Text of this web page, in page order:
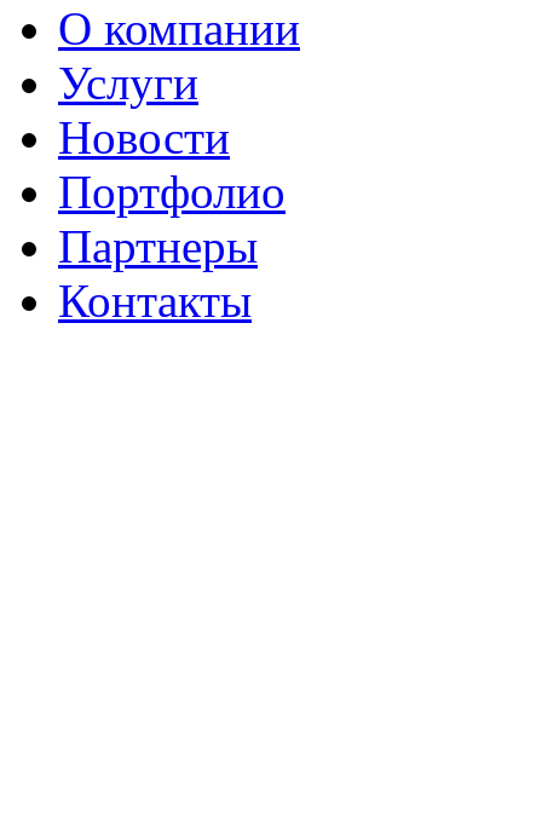
О компании
Услуги
Новости
Портфолио
Партнеры
Контакты